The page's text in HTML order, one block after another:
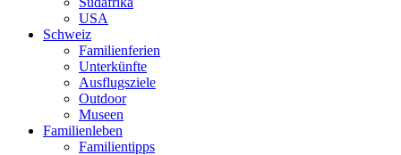
USA
Schweiz
Familienferien
Unterkünfte
Ausflugsziele
Outdoor
Museen
Familienleben
Familientipps